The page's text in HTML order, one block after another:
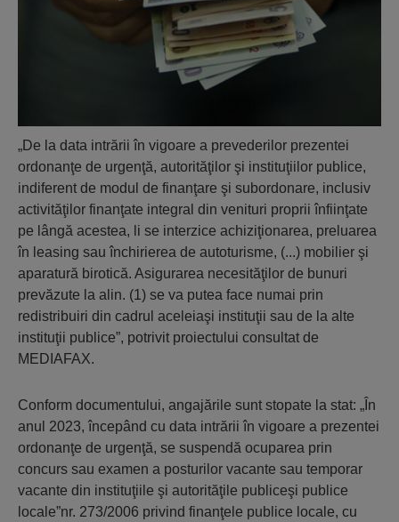
„De la data intrării în vigoare a prevederilor prezentei
ordonanţe de urgenţă, autorităţilor şi instituţiilor publice,
indiferent de modul de finanţare şi subordonare, inclusiv
activităţilor finanţate integral din venituri proprii înfiinţate
pe lângă acestea, li se interzice achiziţionarea, preluarea
în leasing sau închirierea de autoturisme, (...) mobilier şi
aparatură birotică. Asigurarea necesităţilor de bunuri
prevăzute la alin. (1) se va putea face numai prin
redistribuiri din cadrul aceleiaşi instituţii sau de la alte
instituţii publice”, potrivit proiectului consultat de
MEDIAFAX.
Conform documentului, angajările sunt stopate la stat: „În
anul 2023, începând cu data intrării în vigoare a prezentei
ordonanţe de urgenţă, se suspendă ocuparea prin
concurs sau examen a posturilor vacante sau temporar
vacante din instituţiile şi autorităţile publiceşi publice
locale”nr. 273/2006 privind finanţele publice locale, cu